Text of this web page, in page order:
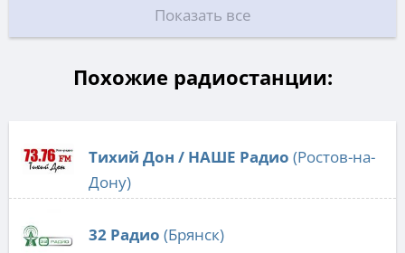
Показать все
Похожие радиостанции:
Тихий Дон / НАШЕ Радио (Ростов-на-
Дону)
32 Радио (Брянск)